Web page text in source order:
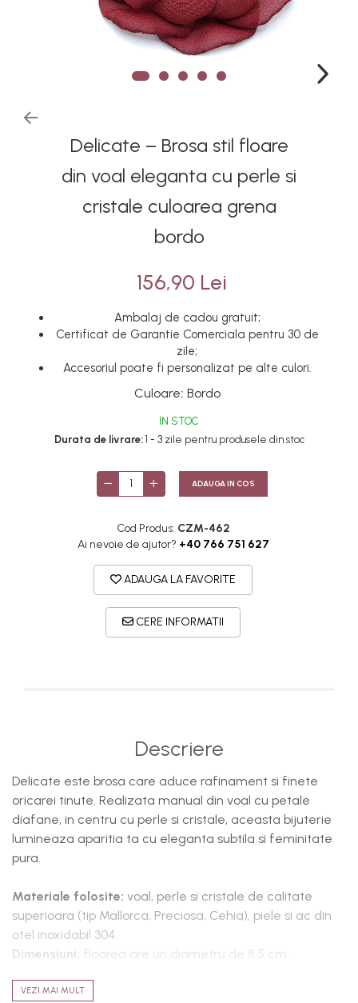
Delicate – Brosa stil floare
din voal eleganta cu perle si
cristale culoarea grena
bordo
156,90 Lei
Ambalaj de cadou gratuit;
Certificat de Garantie Comerciala pentru 30 de
zile;
Accesoriul poate fi personalizat pe alte culori.
Culoare: Bordo
IN STOC
Durata de livrare:1 - 3 zile pentru produsele din stoc
ADAUGA IN COS
Cod Produs: CZM-462
Ai nevoie de ajutor? +40 766 751 627
ADAUGA LA FAVORITE
CERE INFORMATII
Descriere
Delicate este brosa care aduce rafinament si finete
oricarei tinute. Realizata manual din voal cu petale
diafane, in centru cu perle si cristale, aceasta bijuterie
lumineaza aparitia ta cu eleganta subtila si feminitate
pura.
Materiale folosite: voal, perle si cristale de calitate
superioara (tip Mallorca, Preciosa, Cehia), piele si ac din
otel inoxidabil 304.
Dimensiuni: floarea are un diametru de 8.5 cm.
Intretinere si curatare:
VEZI MAI MULT